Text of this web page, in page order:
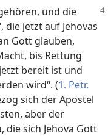
und die
die jetzt auf Jehovas
Gott glauben,
bis Rettung
bereit ist und
wird“. (1. Petr.
sich der Apostel
aber der
sich Jehova Gott